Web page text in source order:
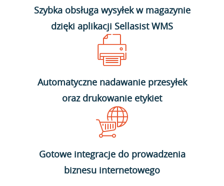
Szybka obsługa wysyłek w magazynie
dzięki aplikacji Sellasist WMS
Automatyczne nadawanie przesyłek
oraz drukowanie etykiet
Gotowe integracje do prowadzenia
biznesu internetowego